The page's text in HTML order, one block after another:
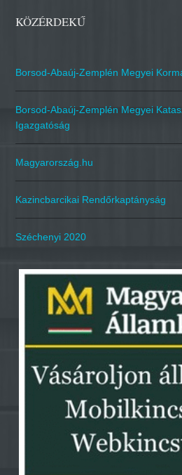
KÖZÉRDEKŰ
Borsod-Abaúj-Zemplén Megyei
Borsod-Abaúj-Zemplén Megyei
Igazgatóság
Magyarország.hu
Kazincbarcikai Rendőrkaptányság
Széchenyi 2020